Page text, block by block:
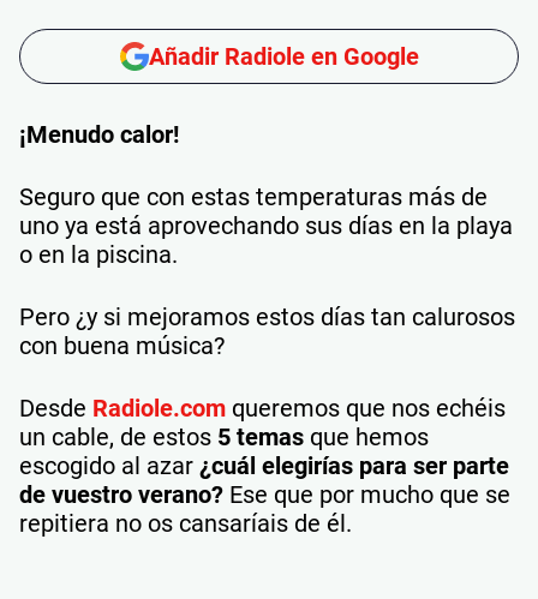
Añadir Radiole en Google
¡Menudo calor!
Seguro que con estas temperaturas más de
uno ya está aprovechando sus días en la playa
o en la piscina.
Pero ¿y si mejoramos estos días tan calurosos
con buena música?
Desde Radiole.com queremos que nos echéis
un cable, de estos 5 temas que hemos
escogido al azar ¿cuál elegirías para ser parte
de vuestro verano? Ese que por mucho que se
repitiera no os cansaríais de él.